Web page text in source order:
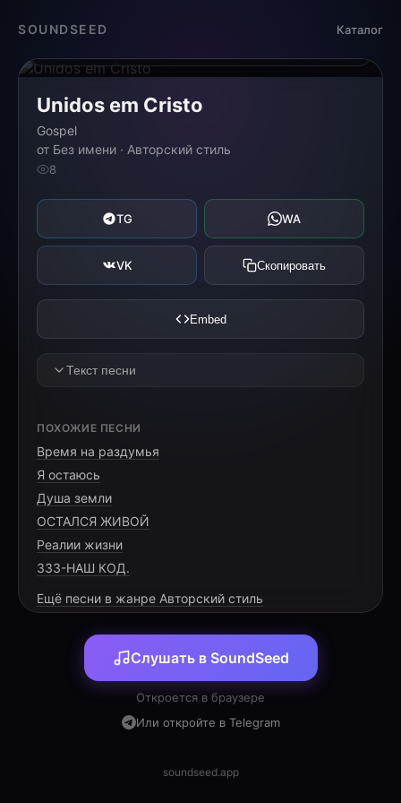
SOUNDSEED Каталог
Unidos em Cristo
Gospel
от Без имени · Авторский стиль
8
TG WA
VK Скопировать
Embed
Текст песни
Verso 1
Somos um povo escolhido por Deus,
Chamados para anunciar Sua luz.
Com fé caminhamos, vencendo o mal,
Pré-Refrão
Nada pode nos separar,
Do amor que nos faz prosseguir.
De mãos dadas vamos louvar,
ПОХОЖИЕ ПЕСНИ
Время на раздумья
Я остаюсь
Душа земли
ОСТАЛСЯ ЖИВОЙ
Реалии жизни
333-НАШ КОД.
Ещё песни в жанре Авторский стиль
Слушать в SoundSeed
Откроется в браузере
Или откройте в Telegram
soundseed.app